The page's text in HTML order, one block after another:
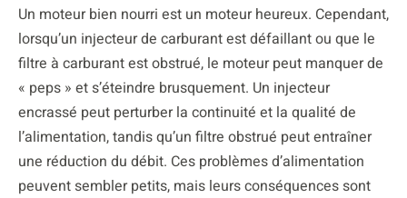
Un moteur bien nourri est un moteur heureux. Cependant,
lorsqu’un injecteur de carburant est défaillant ou que le
filtre à carburant est obstrué, le moteur peut manquer de
« peps » et s’éteindre brusquement. Un injecteur
encrassé peut perturber la continuité et la qualité de
l’alimentation, tandis qu’un filtre obstrué peut entraîner
une réduction du débit. Ces problèmes d’alimentation
peuvent sembler petits, mais leurs conséquences sont